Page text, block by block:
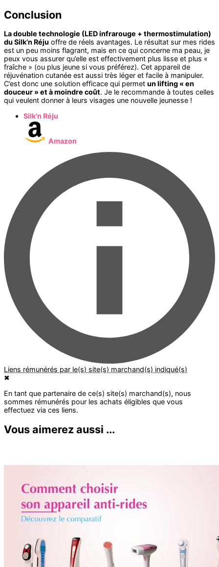
Conclusion
La double technologie (LED infrarouge + thermostimulation)
du Silk’n Réju offre de réels avantages. Le résultat sur mes rides
est un peu moins flagrant, mais en ce qui concerne ma peau, je
peux vous assurer qu’elle est effectivement plus lisse et plus «
fraîche » (ou plus jeune si vous préférez). Cet appareil de
réjuvénation cutanée est aussi très léger et facile à manipuler.
C’est donc une solution efficace qui permet un lifting « en
douceur » et à moindre coût. Je le recommande à toutes celles
qui veulent donner à leurs visages une nouvelle jeunesse !
Silk'n Réju
Amazon
✖
Vous aimerez aussi ...